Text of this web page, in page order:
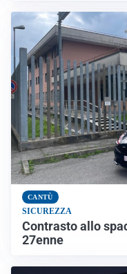
CANTÙ
SICUREZZA
Contrasto allo
27enne